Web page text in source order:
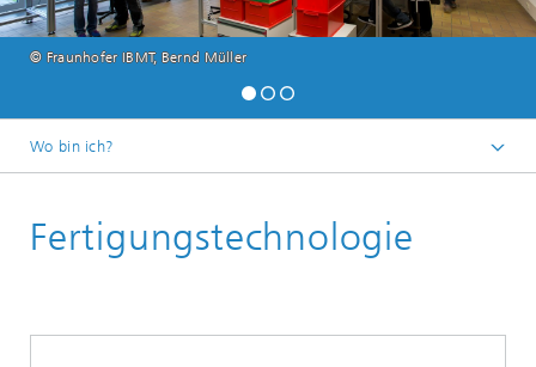
© Fraunhofer IBMT, Bernd Müller
Wo bin ich?
Kernkompetenzen
Fertigungstechnologie